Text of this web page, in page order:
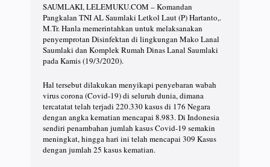
SAUMLAKI, LELEMUKU.COM – Komandan
Pangkalan TNI AL Saumlaki Letkol Laut (P) Hartanto,.
M.Tr. Hanla memerintahkan untuk melaksanakan
penyemprotan Disinfektan di lingkungan Mako Lanal
Saumlaki dan Komplek Rumah Dinas Lanal Saumlaki
pada Kamis (19/3/2020).
Hal tersebut dilakukan menyikapi penyebaran wabah
virus corona (Covid-19) di seluruh dunia, dimana
tercatatat telah terjadi 220.330 kasus di 176 Negara
dengan angka kematian mencapai 8.983. Di Indonesia
sendiri penambahan jumlah kasus Covid-19 semakin
meningkat, hingga hari ini telah mencapai 309 Kasus
dengan jumlah 25 kasus kematian.